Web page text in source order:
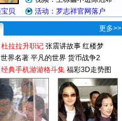
更多>>
杜拉拉升职记 张震讲故事 红楼梦
世界名著 平凡的世界 货币战争2
经典手机游游格斗集 福彩3D走势图